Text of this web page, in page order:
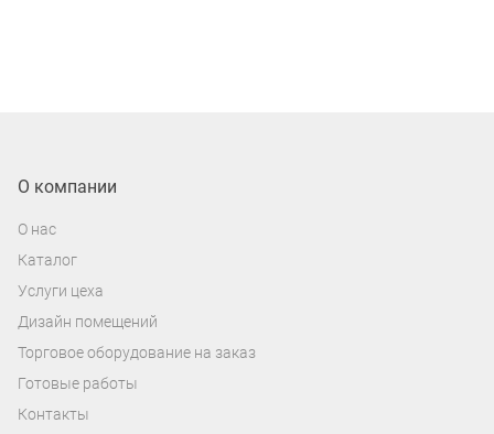
О компании
О нас
Каталог
Услуги цеха
Дизайн помещений
Торговое оборудование на заказ
Готовые работы
Контакты